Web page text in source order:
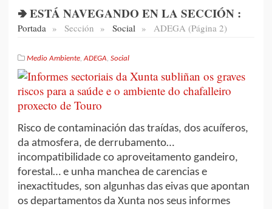
🢂 ESTÁ NAVEGANDO EN LA SECCIÓN :
Portada » Sección » Social » ADEGA (Página 2)
Medio Ambiente,ADEGA, Social
Risco de contaminación das traídas, dos acuíferos,
da atmosfera, de derrubamento…
incompatibilidade co aproveitamento gandeiro,
forestal… e unha manchea de carencias e
inexactitudes, son algunhas das eivas que apontan
os departamentos da Xunta nos seus informes